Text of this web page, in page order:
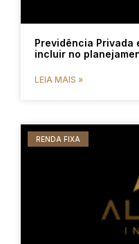
Previdência Privada
incluir no
LEIA MAIS »
RENDA FIXA